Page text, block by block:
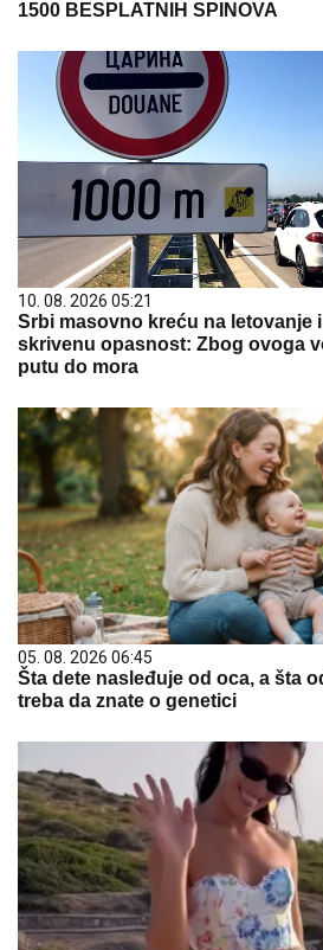
1500 BESPLATNIH SPINOVA
10. 08. 2026 05:21
Srbi masovno kreću na letovanje
skrivenu opasnost: Zbog ovoga
putu do mora
05. 08. 2026 06:45
Šta dete nasleđuje od oca, a šta
treba da znate o genetici